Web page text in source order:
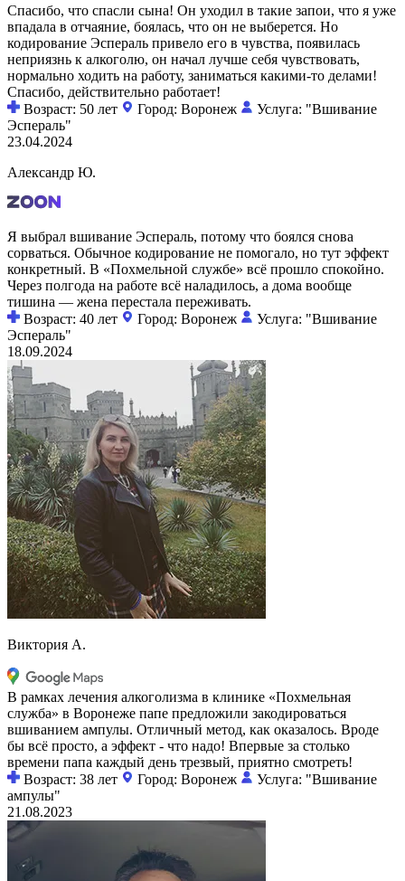
Спасибо, что спасли сына! Он уходил в такие запои, что я уже
впадала в отчаяние, боялась, что он не выберется. Но
кодирование Эспераль привело его в чувства, появилась
неприязнь к алкоголю, он начал лучше себя чувствовать,
нормально ходить на работу, заниматься какими-то делами!
Спасибо, действительно работает!
Возраст: 50 лет
Город: Воронеж
Услуга: "Вшивание
Эспераль"
23.04.2024
Александр Ю.
Я выбрал вшивание Эспераль, потому что боялся снова
сорваться. Обычное кодирование не помогало, но тут эффект
конкретный. В «Похмельной службе» всё прошло спокойно.
Через полгода на работе всё наладилось, а дома вообще
тишина — жена перестала переживать.
Возраст: 40 лет
Город: Воронеж
Услуга: "Вшивание
Эспераль"
18.09.2024
Виктория А.
В рамках лечения алкоголизма в клинике «Похмельная
служба» в Воронеже папе предложили закодироваться
вшиванием ампулы. Отличный метод, как оказалось. Вроде
бы всё просто, а эффект - что надо! Впервые за столько
времени папа каждый день трезвый, приятно смотреть!
Возраст: 38 лет
Город: Воронеж
Услуга: "Вшивание
ампулы"
21.08.2023